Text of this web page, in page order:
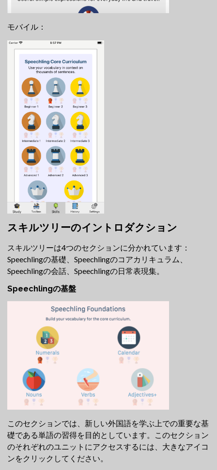
モバイル：
スキルツリーのイントロダクション
スキルツリーは4つのセクションに分かれています：
Speechlingの基礎、Speechlingのコアカリキュラム、
Speechlingの会話、Speechlingの日常表現集。
Speechlingの基盤
このセクションでは、新しい外国語を学ぶ上での重要な基
礎である単語の習得を目的としています。このセクション
のそれぞれのユニットにアクセスするには、大きなアイコ
ンをクリックしてください。